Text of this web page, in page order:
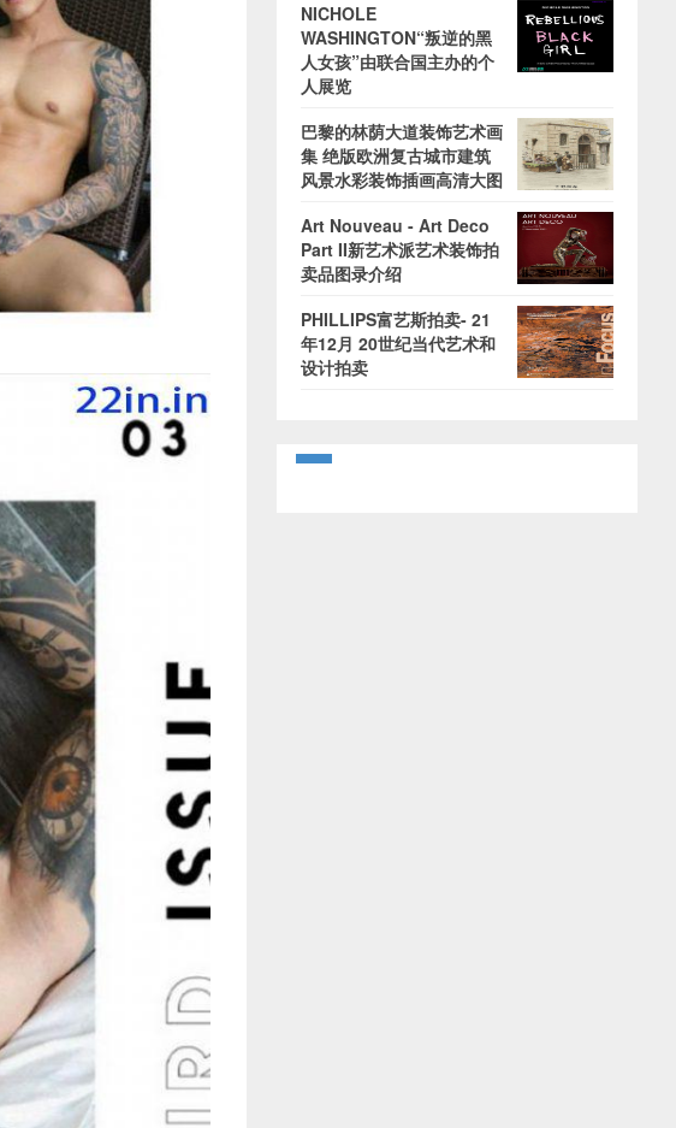
NICHOLE
WASHINGTON“叛逆的黑
人女孩”由联合国主办的个
人展览
巴黎的林荫大道装饰艺术画
集 绝版欧洲复古城市建筑
风景水彩装饰插画高清大图
Art Nouveau - Art Deco
Part II新艺术派艺术装饰拍
卖品图录介绍
PHILLIPS富艺斯拍卖- 21
年12月 20世纪当代艺术和
设计拍卖